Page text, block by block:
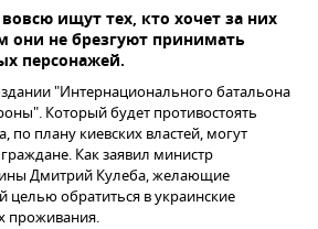
ищут тех, кто хочет за них
они не брезгуют принимать
персонажей.
"Интернационального батальона
Который будет противостоять
по плану киевских властей, могут
Как заявил министр
Дмитрий Кулеба, желающие
целью обратиться в украинские
проживания.